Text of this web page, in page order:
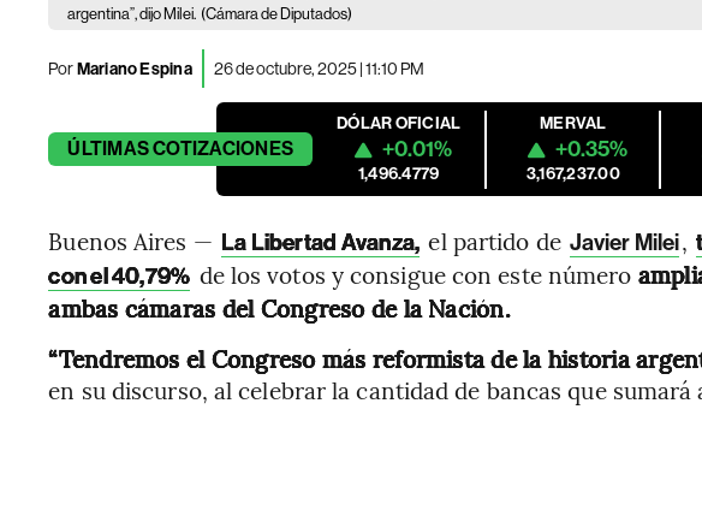
argentina”, dijo Milei. (Cámara de Diputados)
PorMariano Espina 26 de octubre, 2025 | 11:10 PM
ÚLTIMASCOTIZACIONES
DÓLAR OFICIAL
+0.01%
1,496.4779
MERVAL
+0.35%
3,167,237.00
Buenos Aires — La Libertad Avanza, el partido de Javier Milei,
con el 40,79% de los votos y consigue con este número
ambas cámaras del Congreso de la Nación.
“Tendremos el Congreso más reformista de la historia
en su discurso, al celebrar la cantidad de bancas que